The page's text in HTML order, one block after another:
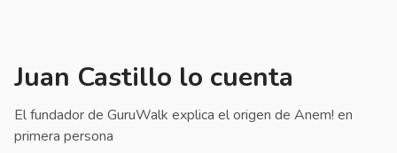
Juan Castillo lo cuenta
El fundador de GuruWalk explica el origen de Anem! en
primera persona